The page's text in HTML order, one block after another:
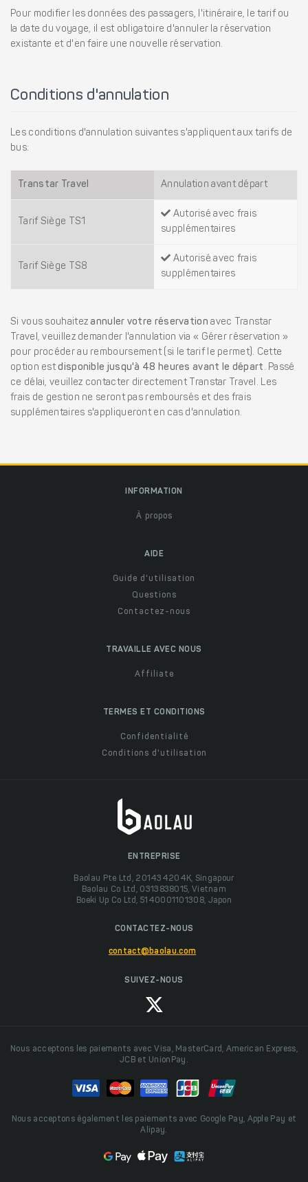
Pour modifier les données des passagers, l'itinéraire, le tarif ou
la date du voyage, il est obligatoire d'annuler la réservation
existante et d'en faire une nouvelle réservation.
Conditions d'annulation
Les conditions d'annulation suivantes s'appliquent aux tarifs de
bus:
Transtar Travel Annulation avant départ
Tarif Siège TS1
Autorisé avec frais
supplémentaires
Tarif Siège TS8
Autorisé avec frais
supplémentaires
Si vous souhaitezannuler votre réservation avec Transtar
Travel, veuillez demander l'annulation via « Gérer réservation »
pour procéder au remboursement (si le tarif le permet). Cette
option estdisponible jusqu'à 48 heures avant le départ . Passé
ce délai, veuillez contacter directement Transtar Travel. Les
frais de gestion ne seront pas remboursés et des frais
supplémentaires s'appliqueront en cas d'annulation.
INFORMATION
À propos
AIDE
Guide d'utilisation
Questions
Contactez-nous
TRAVAILLE AVEC NOUS
Affiliate
TERMES ET CONDITIONS
Confidentialité
Conditions d'utilisation
ENTREPRISE
Baolau Pte Ltd, 201434204K, Singapour
Baolau Co Ltd, 0313838015, Vietnam
Boeki Up Co Ltd, 5140001101308, Japon
CONTACTEZ-NOUS
contact@baolau.com
SUIVEZ-NOUS
Nous acceptons les paiements avec Visa, MasterCard, American Express,
JCB et UnionPay.
Nous acceptons également les paiements avec Google Pay, Apple Pay et
Alipay.